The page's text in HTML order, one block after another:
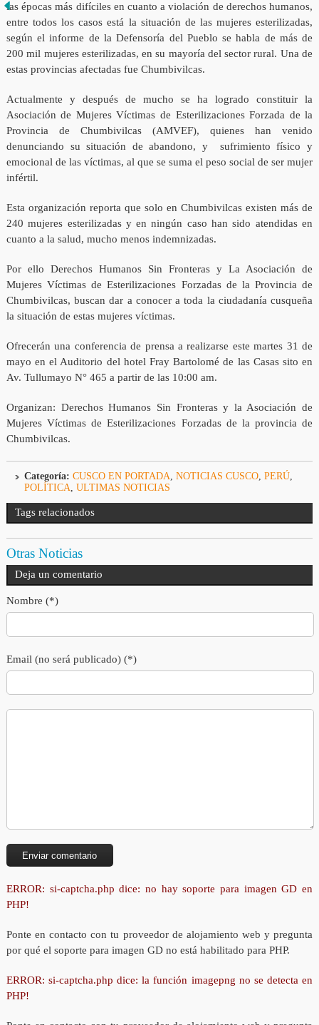
las épocas más difíciles en cuanto a violación de derechos humanos,
entre todos los casos está la situación de las mujeres esterilizadas,
según el informe de la Defensoría del Pueblo se habla de más de
200 mil mujeres esterilizadas, en su mayoría del sector rural. Una de
estas provincias afectadas fue Chumbivilcas.
Actualmente y después de mucho se ha logrado constituir la
Asociación de Mujeres Víctimas de Esterilizaciones Forzada de la
Provincia de Chumbivilcas (AMVEF), quienes han venido
denunciando su situación de abandono, y sufrimiento físico y
emocional de las víctimas, al que se suma el peso social de ser mujer
infértil.
Esta organización reporta que solo en Chumbivilcas existen más de
240 mujeres esterilizadas y en ningún caso han sido atendidas en
cuanto a la salud, mucho menos indemnizadas.
Por ello Derechos Humanos Sin Fronteras y La Asociación de
Mujeres Víctimas de Esterilizaciones Forzadas de la Provincia de
Chumbivilcas, buscan dar a conocer a toda la ciudadanía cusqueña
la situación de estas mujeres víctimas.
Ofrecerán una conferencia de prensa a realizarse este martes 31 de
mayo en el Auditorio del hotel Fray Bartolomé de las Casas sito en
Av. Tullumayo N° 465 a partir de las 10:00 am.
Organizan: Derechos Humanos Sin Fronteras y la Asociación de
Mujeres Víctimas de Esterilizaciones Forzadas de la provincia de
Chumbivilcas.
Categoría: CUSCO EN PORTADA, NOTICIAS CUSCO, PERÚ,
POLÍTICA, ULTIMAS NOTICIAS
Tags relacionados
Otras Noticias
Deja un comentario
Nombre (*)
Email (no será publicado) (*)
ERROR: si-captcha.php dice: no hay soporte para imagen GD en
PHP!
Ponte en contacto con tu proveedor de alojamiento web y pregunta
por qué el soporte para imagen GD no está habilitado para PHP.
ERROR: si-captcha.php dice: la función imagepng no se detecta en
PHP!